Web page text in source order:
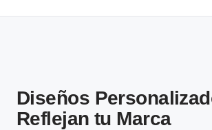
Diseños
Reflejan tu Marca